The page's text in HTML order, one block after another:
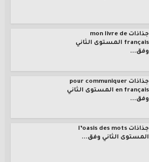
جذاذات mon livre de
français المستوى الثاني
وفق...
جذاذات pour communiquer
en français المستوى الثاني
وفق...
جذاذات l’oasis des mots
المستوى الثاني وفق...